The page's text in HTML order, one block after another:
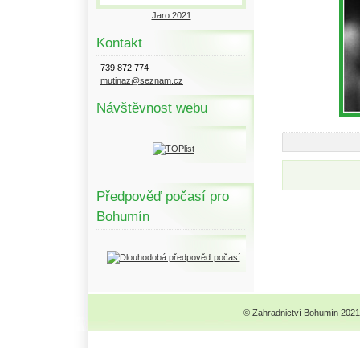
Jaro 2021
Kontakt
739 872 774
mutinaz@seznam.cz
Návštěvnost webu
Předpověď počasí pro
Bohumín
© Zahradnictví Bohumín